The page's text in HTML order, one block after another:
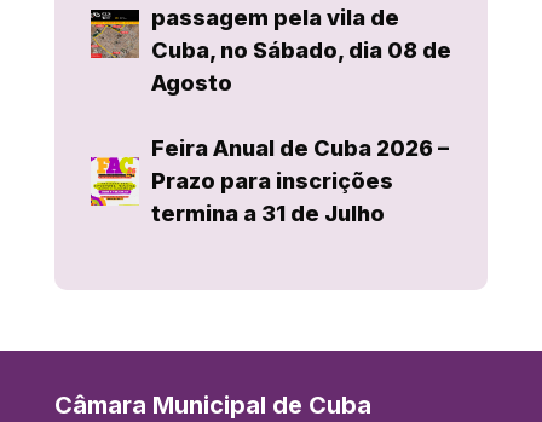
passagem pela vila de
Cuba, no Sábado, dia 08 de
Agosto
Feira Anual de Cuba 2026 –
Prazo para inscrições
termina a 31 de Julho
Câmara Municipal de Cuba